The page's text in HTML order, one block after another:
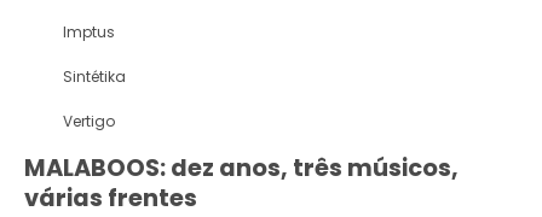
Imptus
Sintétika
Vertigo
MALABOOS: dez anos, três músicos,
várias frentes